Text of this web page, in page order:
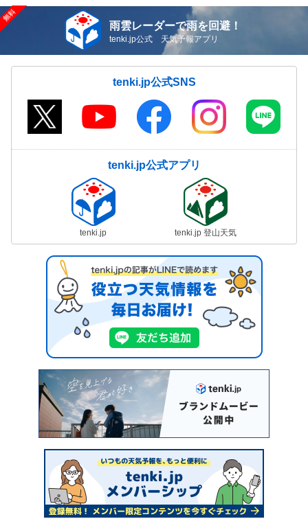
雨雲レーダーで雨を回避！
tenki.jp公式 天気予報アプリ
tenki.jp公式SNS
tenki.jp公式アプリ
tenki.jp tenki.jp 登山天気